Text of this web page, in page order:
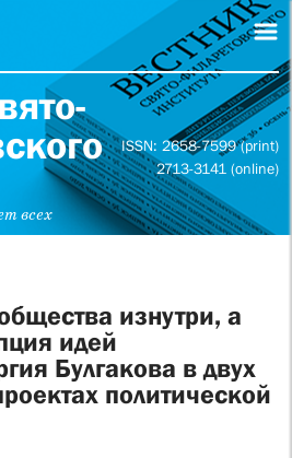
всех
ISSN: 2658-7599 (print)
2713-3141 (online)
изнутри, а
идей
Булгакова в двух
политической